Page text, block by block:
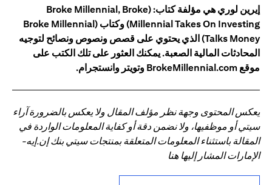
إيرين لوري هي مؤلفة كتاب: (Broke Millennial, Broke
Millennial Takes On Investing) وكتاب (Broke Millennial
Talks Money) الذي يحتوي على قصص ونصوص ونصائح لتوجيه
المحادثات المالية الصعبة. يمكنك العثور على تلك الكتب على
موقع BrokeMillennial.com وتويتر وانستجرام.
يعكس المحتوى وجهة نظر مؤلف المقال ولا يعكس بالضرورة آراء
سيتي أو موظفيها، ولا نضمن دقة أو كفاية المعلومات الواردة في
المقالة باستثناء المعلومات المتعلقة بمنتجات سيتي بنك إن.إيه-
الإمارات المشار إليها هنا